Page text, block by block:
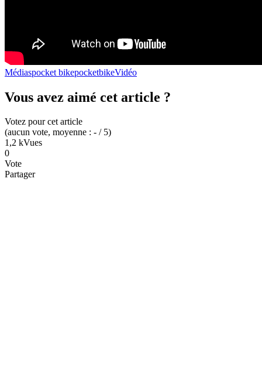
Médiaspocket bikepocketbikeVidéo
Vous avez aimé cet article ?
Votez pour cet article
(aucun vote, moyenne : - / 5)
1,2 kVues
0
Vote
Partager